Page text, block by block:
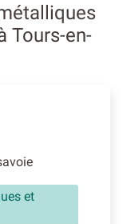
Tours-en-
et